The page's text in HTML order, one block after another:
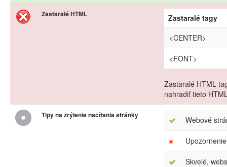
Zastaralé HTML
Zastaralé tagy
<CENTER>
<FONT>
Zastaralé HTML
nahradiť tieto
Tipy na zrýlenie načítania stránky Webové
Skvelé,